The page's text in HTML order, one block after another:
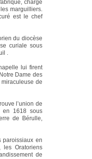
chargé
marguilliers.
est le chef
du diocèse
curiale sous
.
lui firent
Dame des
miraculeuse de
l’union de
en 1618 sous
de Bérulle,
paroissiaux en
les Oratoriens
de